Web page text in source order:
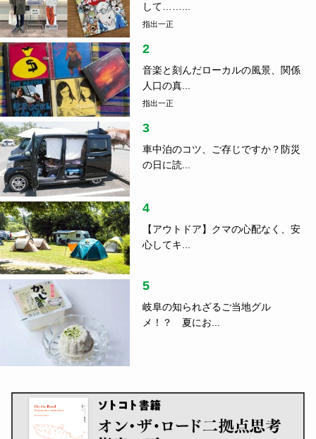
学 2021.08.28
カフェ経営のカタチはもっと自由でいい！シェア、
日替わり、短期…実例で見る柔軟な場の作り方
住 2021.12.14
人に愛される地域を残していきたい。 伝統工芸品
サブスクに懸ける想い。
つげ義春さん、水木しげるさん、そ
指出一正